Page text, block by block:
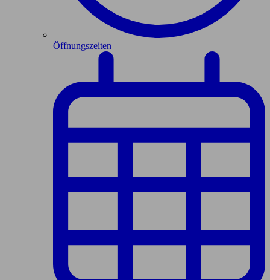
Öffnungszeiten